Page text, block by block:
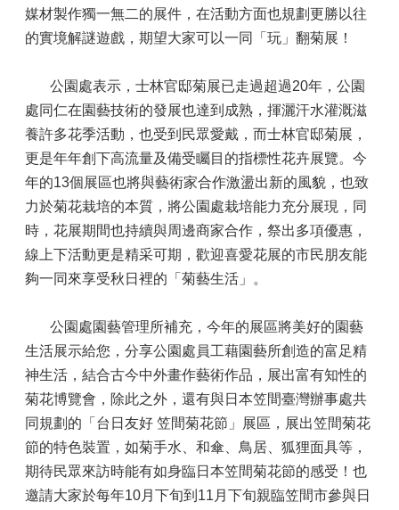
媒材製作獨一無二的展件，在活動方面也規劃更勝以往
的實境解謎遊戲，期望大家可以一同「玩」翻菊展！
公園處表示，士林官邸菊展已走過超過20年，公園
處同仁在園藝技術的發展也達到成熟，揮灑汗水灌溉滋
養許多花季活動，也受到民眾愛戴，而士林官邸菊展，
更是年年創下高流量及備受矚目的指標性花卉展覽。今
年的13個展區也將與藝術家合作激盪出新的風貌，也致
力於菊花栽培的本質，將公園處栽培能力充分展現，同
時，花展期間也持續與周邊商家合作，祭出多項優惠，
線上下活動更是精采可期，歡迎喜愛花展的市民朋友能
夠一同來享受秋日裡的「菊藝生活」。
公園處園藝管理所補充，今年的展區將美好的園藝
生活展示給您，分享公園處員工藉園藝所創造的富足精
神生活，結合古今中外畫作藝術作品，展出富有知性的
菊花博覽會，除此之外，還有與日本笠間臺灣辦事處共
同規劃的「台日友好 笠間菊花節」展區，展出笠間菊花
節的特色裝置，如菊手水、和傘、鳥居、狐狸面具等，
期待民眾來訪時能有如身臨日本笠間菊花節的感受！也
邀請大家於每年10月下旬到11月下旬親臨笠間市參與日